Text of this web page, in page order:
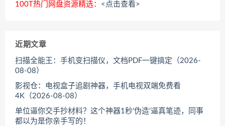
100T热门网盘资源精选： <点击查看>
近期文章
扫描全能王：手机变扫描仪，文档PDF一键搞定（2026-
08-08）
影视仓：电视盒子追剧神器，手机电视双端免费看
4K（2026-08-08）
单位逼你交手抄材料？这个神器1秒‘伪造’逼真笔迹，同事
都以为是你亲手写的！